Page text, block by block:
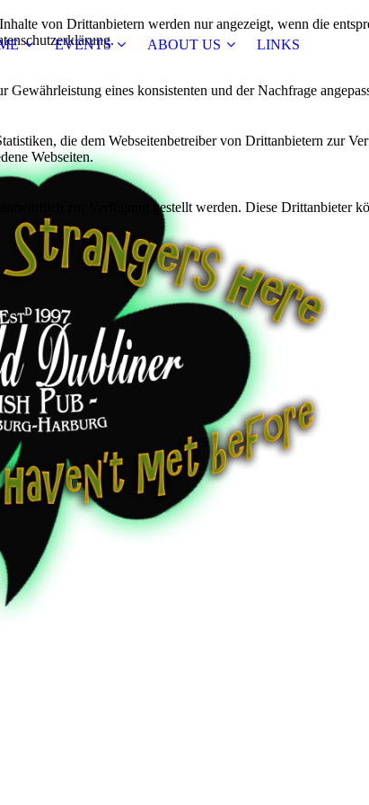
EVENTS ABOUT US LINKS
von Drittanbietern werden nur angezeigt, wenn die
eines konsistenten und der Nachfrage
die dem Webseitenbetreiber von Drittanbietern zur
Webseiten.
zur Verfügung gestellt werden. Diese Drittanbieter